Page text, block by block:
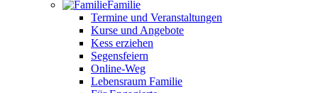
Familie
Termine und Veranstaltungen
Kurse und Angebote
Kess erziehen
Segensfeiern
Online-Weg
Lebensraum Familie